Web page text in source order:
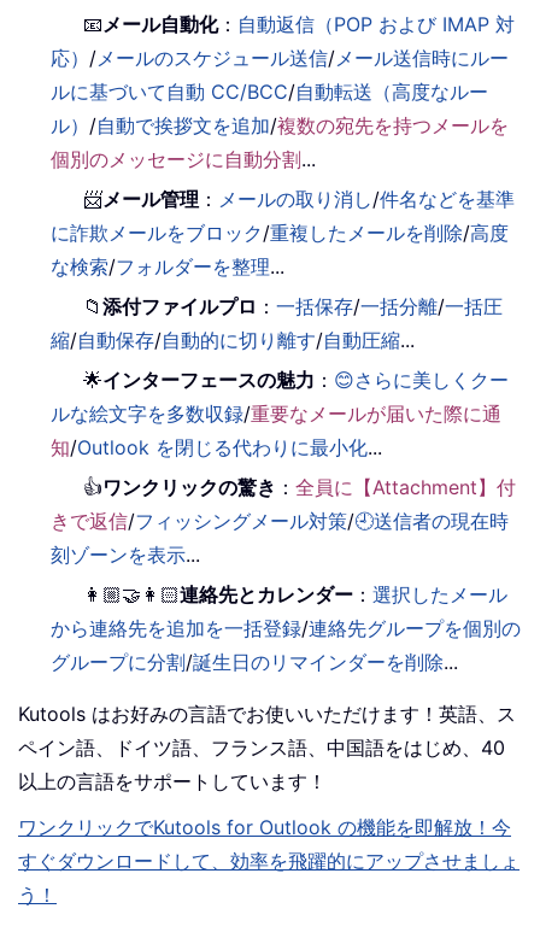
📧メール自動化： 自動返信（POP および IMAP 対
応） /メールのスケジュール送信/メール送信時にルー
ルに基づいて自動 CC/BCC/自動転送（高度なルー
ル） /自動で挨拶文を追加/複数の宛先を持つメールを
個別のメッセージに自動分割...
📨メール管理 ： メールの取り消し/件名などを基準
に詐欺メールをブロック/重複したメールを削除/高度
な検索/フォルダーを整理...
📁添付ファイルプロ ：一括保存/一括分離/一括圧
縮/自動保存/自動的に切り離す/自動圧縮...
🌟インターフェースの魅力 ： 😊さらに美しくクー
ルな絵文字を多数収録/重要なメールが届いた際に通
知/Outlook を閉じる代わりに最小化...
👍ワンクリックの驚き ：全員に【Attachment】付
きで返信/フィッシングメール対策/🕘送信者の現在時
刻ゾーンを表示...
👩🏼‍🤝‍👩🏻連絡先とカレンダー ：選択したメール
から連絡先を追加を一括登録/連絡先グループを個別の
グループに分割/誕生日のリマインダーを削除...
Kutools はお好みの言語でお使いいただけます！英語、ス
ペイン語、ドイツ語、フランス語、中国語をはじめ、40
以上の言語をサポートしています！
ワンクリックでKutools for Outlook の機能を即解放！今
すぐダウンロードして、効率を飛躍的にアップさせましょ
う！